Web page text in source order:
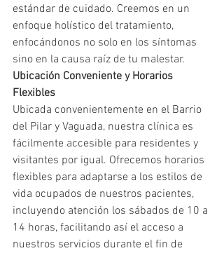
estándar de cuidado. Creemos en un
enfoque holístico del tratamiento,
enfocándonos no solo en los síntomas
sino en la causa raíz de tu malestar.
Ubicación Conveniente y Horarios
Flexibles
Ubicada convenientemente en el Barrio
del Pilar y Vaguada, nuestra clínica es
fácilmente accesible para residentes y
visitantes por igual. Ofrecemos horarios
flexibles para adaptarse a los estilos de
vida ocupados de nuestros pacientes,
incluyendo atención los sábados de 10 a
14 horas, facilitando así el acceso a
nuestros servicios durante el fin de